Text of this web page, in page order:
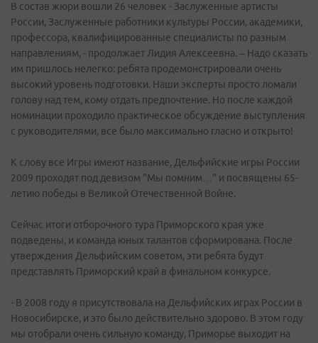
В состав жюри вошли 26 человек - Заслуженные артисты
России, Заслуженные работники культуры России, академики,
профессора, квалифицированные специалисты по разным
направлениям, - продолжает Лидия Алексеевна. – Надо сказать
им пришлось нелегко: ребята продемонстрировали очень
высокий уровень подготовки. Наши эксперты просто ломали
голову над тем, кому отдать предпочтение. Но после каждой
номинации проходило практическое обсуждение выступления
с руководителями, все было максимально гласно и открыто!
К слову все Игры имеют название, Дельфийские игры России
2009 проходят под девизом "Мы помним…" и посвящены 65-
летию победы в Великой Отечественной Войне.
Сейчас итоги отборочного тура Приморского края уже
подведены, и команда юных талантов сформирована. После
утверждения Дельфийским советом, эти ребята будут
представлять Приморский край в финальном конкурсе.
- В 2008 году я присутствовала на Дельфийских играх России в
Новосибирске, и это было действительно здорово. В этом году
мы отобрали очень сильную команду, Приморье выходит на